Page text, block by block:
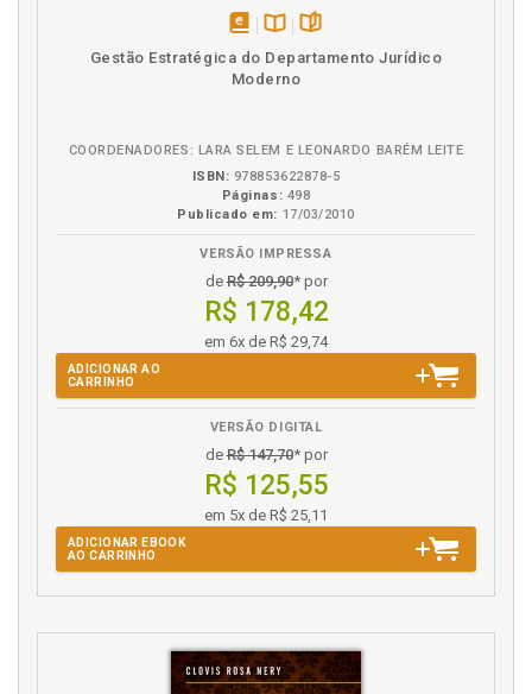
em
Gestão Estratégica do Departamento Jurídico
Moderno
COORDENADORES: LARA SELEM E LEONARDO BARÉM LEITE
ISBN: 978853622878-5
Páginas: 498
Publicado em: 17/03/2010
VERSÃO IMPRESSA
deR$ 209,90* por
R$ 178,42
em 6x de R$ 29,74
ADICIONAR AO
CARRINHO
VERSÃO DIGITAL
deR$ 147,70* por
R$ 125,55
em 5x de R$ 25,11
ADICIONAR EBOOK
AO CARRINHO